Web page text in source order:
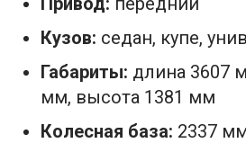
Кузов: седан, купе,
Габариты: длина 3607
мм, высота 1381 мм
Колесная база: 2337